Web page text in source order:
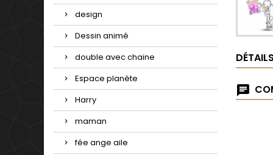
design
Dessin animé
double avec chaine
Espace planète
Harry
maman
fée ange aile